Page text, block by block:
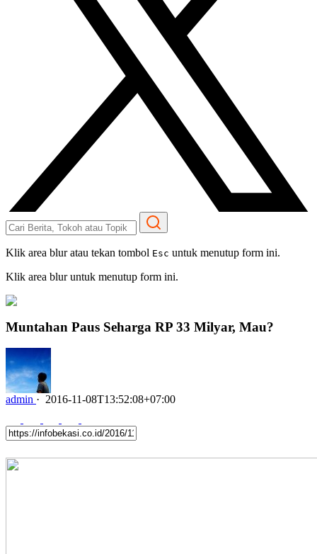
Klik area blur atau tekan tombol Esc untuk menutup form ini.
Klik area blur untuk menutup form ini.
Muntahan Paus Seharga RP 33 Milyar, Mau?
admin · 2016-11-08T13:52:08+07:00